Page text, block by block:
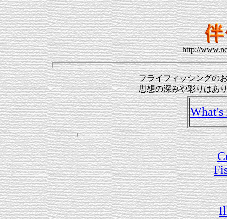
http://
フライフィッシングの
思想の深み
What's